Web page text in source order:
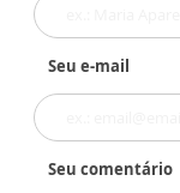
Seu e-mail
Seu comentário